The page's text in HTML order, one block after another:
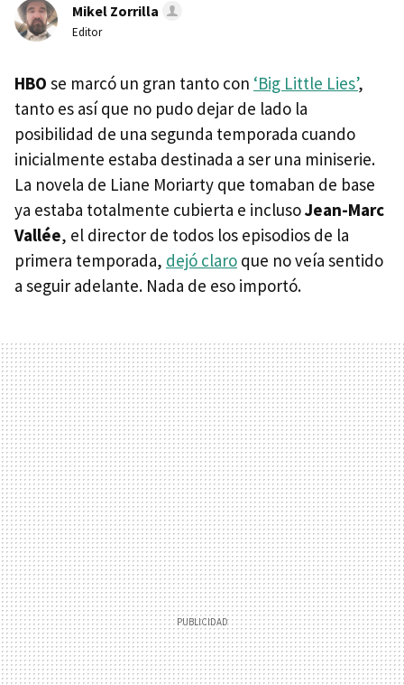
Mikel Zorrilla
Editor
HBO se marcó un gran tanto con ‘Big Little Lies’,
tanto es así que no pudo dejar de lado la
posibilidad de una segunda temporada cuando
inicialmente estaba destinada a ser una miniserie.
La novela de Liane Moriarty que tomaban de base
ya estaba totalmente cubierta e inclusoJean-Marc
Vallée, el director de todos los episodios de la
primera temporada, dejó claro que no veía sentido
a seguir adelante. Nada de eso importó.